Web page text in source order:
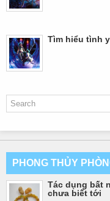
Tìm hiểu tình
PHONG THỦY
Tác dụng bất
chưa biết tới